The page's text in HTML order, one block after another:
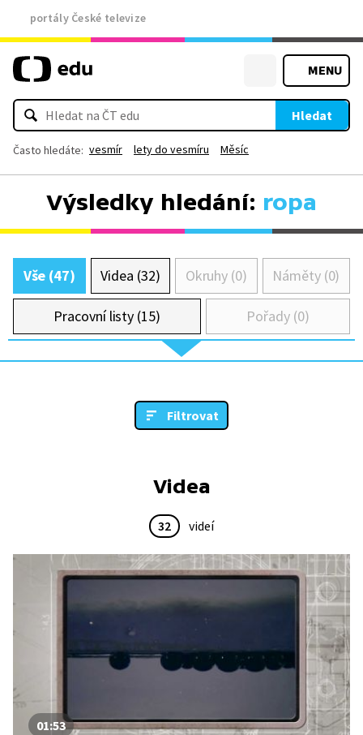
portály České televize
MENU
Hledat
Často hledáte: vesmír lety do vesmíru Měsíc
Výsledky hledání: ropa
Vše (47) Videa (32) Okruhy (0) Náměty (0)
Pracovní listy (15) Pořady (0)
Filtrovat
Videa
32 videí
01:53